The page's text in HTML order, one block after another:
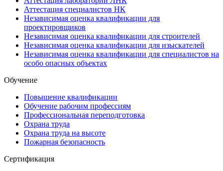
Аттестация специалистов НК
Независимая оценка квалификации для
проектировщиков
Независимая оценка квалификации для строителей
Независимая оценка квалификации для изыскателей
Независимая оценка квалификации для специалистов на
особо опасных объектах
Обучение
Повышение квалификации
Обучение рабочим профессиям
Профессиональная переподготовка
Охрана труда
Охрана труда на высоте
Пожарная безопасность
Сертификация